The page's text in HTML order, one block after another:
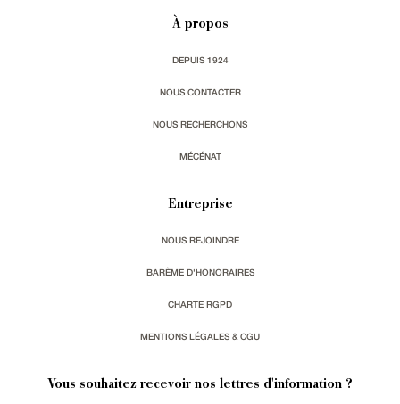
À propos
DEPUIS 1924
NOUS CONTACTER
NOUS RECHERCHONS
MÉCÉNAT
Entreprise
NOUS REJOINDRE
BARÈME D'HONORAIRES
CHARTE RGPD
MENTIONS LÉGALES & CGU
Vous souhaitez recevoir nos lettres d'information ?